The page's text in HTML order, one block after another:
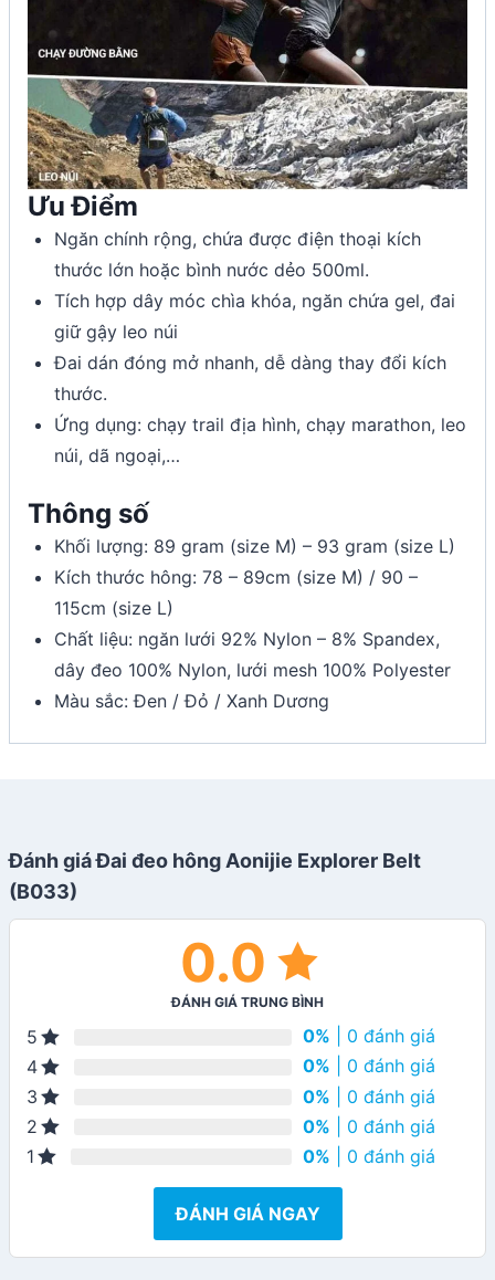
Ưu Điểm
Ngăn chính rộng, chứa được điện thoại kích
thước lớn hoặc bình nước dẻo 500ml.
Tích hợp dây móc chìa khóa, ngăn chứa gel, đai
giữ gậy leo núi
Đai dán đóng mở nhanh, dễ dàng thay đổi kích
thước.
Ứng dụng: chạy trail địa hình, chạy marathon, leo
núi, dã ngoại,…
Thông số
Khối lượng: 89 gram (size M) – 93 gram (size L)
Kích thước hông: 78 – 89cm (size M) / 90 –
115cm (size L)
Chất liệu: ngăn lưới 92% Nylon – 8% Spandex,
dây đeo 100% Nylon, lưới mesh 100% Polyester
Màu sắc: Đen / Đỏ / Xanh Dương
Đánh giá Đai đeo hông Aonijie Explorer Belt
(B033)
0.0
ĐÁNH GIÁ TRUNG BÌNH
5 0% | 0 đánh giá
4
0% | 0 đánh giá
3
0% | 0 đánh giá
2
0% | 0 đánh giá
1
0% | 0 đánh giá
ĐÁNH GIÁ NGAY